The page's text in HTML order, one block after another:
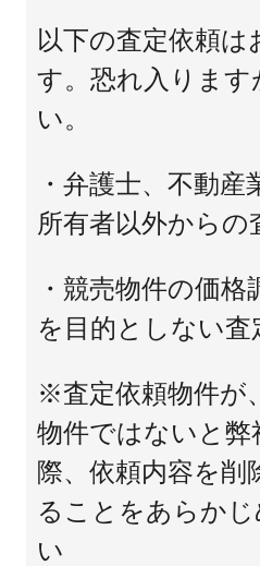
以下の査定依頼は
す。恐れ入ります
い。
・弁護士、不動
所有者以外からの
・競売物件の価
を目的としない査
※査定依頼物件が
物件ではないと弊
際、依頼内容を削
ることをあらか
い